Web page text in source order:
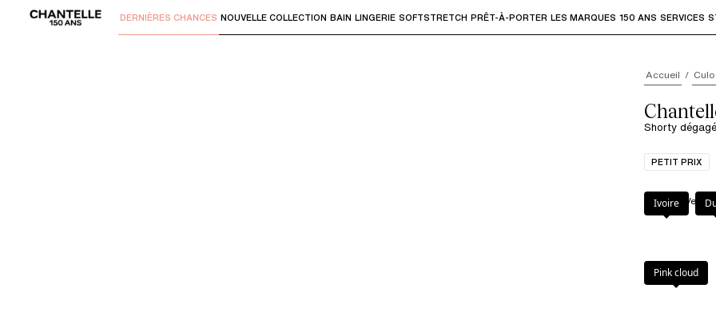
Utilisez "Flèche bas" ou "Entrer" pour accéder aux sous-menus et "Flèche haut" ou "Échap" pour
DERNIÈRES CHANCES NOUVELLE COLLECTION BAIN LINGERIE SOFTSTRETCH PRÊT-À-PORTER LES MARQUES 150 ANS SERVICES
Accueil
Shorty
PETIT PRIX
Couleur
Ivoire
Pink cloud